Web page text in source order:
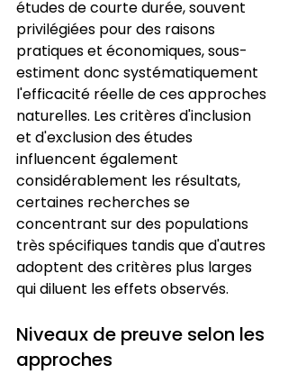
études de courte durée, souvent
privilégiées pour des raisons
pratiques et économiques, sous-
estiment donc systématiquement
l'efficacité réelle de ces approches
naturelles. Les critères d'inclusion
et d'exclusion des études
influencent également
considérablement les résultats,
certaines recherches se
concentrant sur des populations
très spécifiques tandis que d'autres
adoptent des critères plus larges
qui diluent les effets observés.
Niveaux de preuve selon les
approches